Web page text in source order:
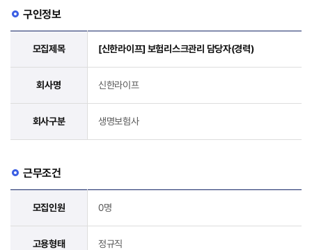
구인정보
모집제목 [신한라이프] 보험리스크관리 담당자(경력)
회사명 신한라이프
회사구분 생명보험사
근무조건
모집인원 0명
고용형태 정규직